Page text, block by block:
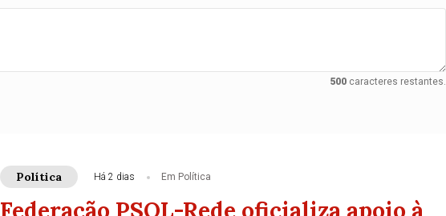
500caracteres restantes.
Política Há 2 dias Em Política